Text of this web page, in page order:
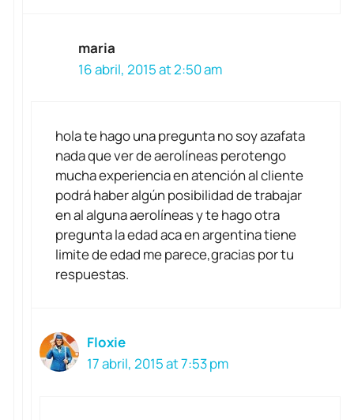
maria
16 abril, 2015 at 2:50 am
hola te hago una pregunta no soy azafata
nada que ver de aerolíneas perotengo
mucha experiencia en atención al cliente
podrá haber algún posibilidad de trabajar
en al alguna aerolíneas y te hago otra
pregunta la edad aca en argentina tiene
limite de edad me parece,gracias por tu
respuestas.
Floxie
17 abril, 2015 at 7:53 pm